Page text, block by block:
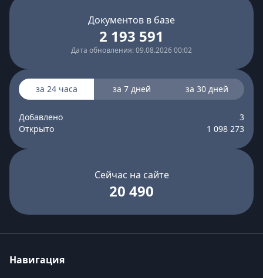
Документов в базе
2 193 591
Дата обновления: 09.08.2026 00:02
за 24 часа за 7 дней за 30 дней
Добавлено
3
Открыто
1 098 273
Сейчас на сайте
20 490
Навигация